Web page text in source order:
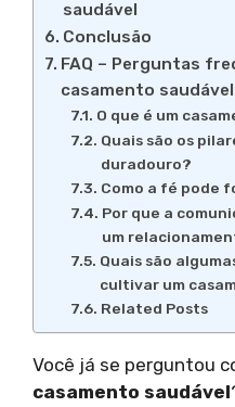
saudável
Conclusão
FAQ – Perguntas
casamento saudável
O que é um
Quais são os
duradouro?
Como a fé pode
Por que a
um
Quais são
cultivar um
Related Posts
Você já se perguntou
casamento saudável